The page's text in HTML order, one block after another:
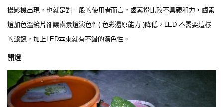
攝影機出現，也就是對一般的使用者而言，鹵素燈比較不具親和力，鹵素
燈加色溫鏡片卻讓鹵素燈演色性( 色彩還原能力 )降低，LED 不需要這樣
的濾鏡，加上LED本來就有不錯的演色性。
開燈